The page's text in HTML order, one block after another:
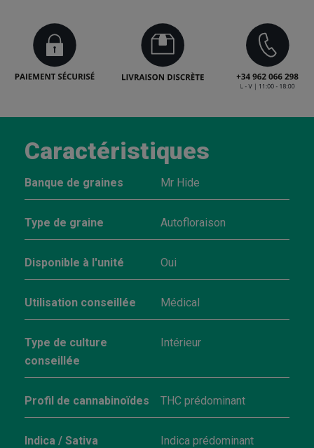
Caractéristiques
Banque de graines Mr Hide
Type de graine Autofloraison
Disponible à l'unité Oui
Utilisation conseillée Médical
Type de culture
conseillée
Intérieur
Profil de cannabinoïdes THC prédominant
Indica / Sativa Indica prédominant